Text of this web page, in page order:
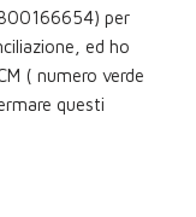
per
ed ho
( numero verde
questi